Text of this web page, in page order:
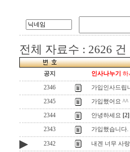
전체 자료수 : 2626 건
공지 인사나누기 하
2346
가입인사드립
2345
가입했어요 ^^
2344
안녕하세요 [2]
2343
가입했습니다.
▶ 2342
내겐 너무 사